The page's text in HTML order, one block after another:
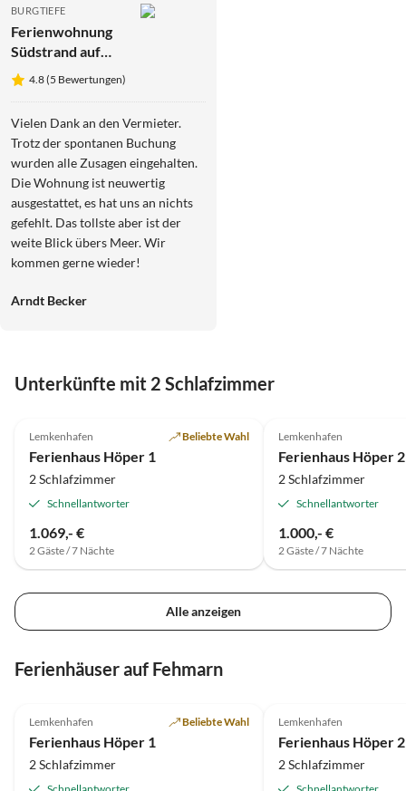
BURGTIEFE
Ferienwohnung
Südstrand auf
Fehmarn
4.8 (5 Bewertungen)
Vielen Dank an den Vermieter.
Trotz der spontanen Buchung
wurden alle Zusagen eingehalten.
Die Wohnung ist neuwertig
ausgestattet, es hat uns an nichts
gefehlt. Das tollste aber ist der
weite Blick übers Meer. Wir
kommen gerne wieder!
Arndt Becker
Unterkünfte mit 2 Schlafzimmer
Lemkenhafen Beliebte Wahl
Ferienhaus Höper 1
2 Schlafzimmer
Schnellantworter
1.069,- €
2 Gäste / 7 Nächte
Lemkenhafen
Ferienhaus Höper 2
2 Schlafzimmer
Schnellantworter
1.000,- €
2 Gäste / 7 Nächte
Alle anzeigen
Ferienhäuser auf Fehmarn
Lemkenhafen Beliebte Wahl
Ferienhaus Höper 1
2 Schlafzimmer
Lemkenhafen
Ferienhaus Höper 2
2 Schlafzimmer